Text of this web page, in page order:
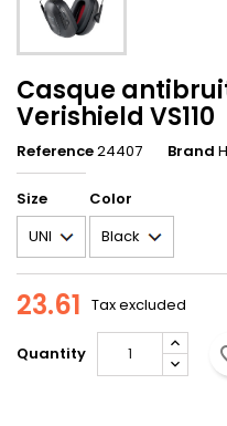
Casque
Verishield VS110
Reference24407 Brand
Size Color
23.61 Tax excluded
Quantity